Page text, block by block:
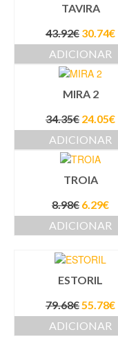
TAVIRA
43.92€ 30.74€
ADICIONAR
MIRA 2
34.35€ 24.05€
ADICIONAR
TROIA
8.98€ 6.29€
ADICIONAR
ESTORIL
79.68€ 55.78€
ADICIONAR